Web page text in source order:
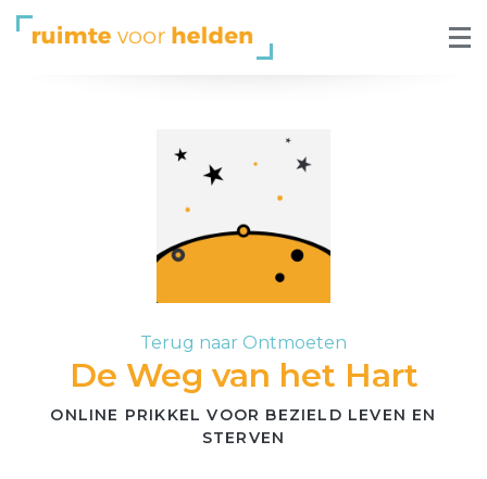
Terug naar Ontmoeten
De Weg van het Hart
ONLINE PRIKKEL VOOR BEZIELD LEVEN EN
STERVEN